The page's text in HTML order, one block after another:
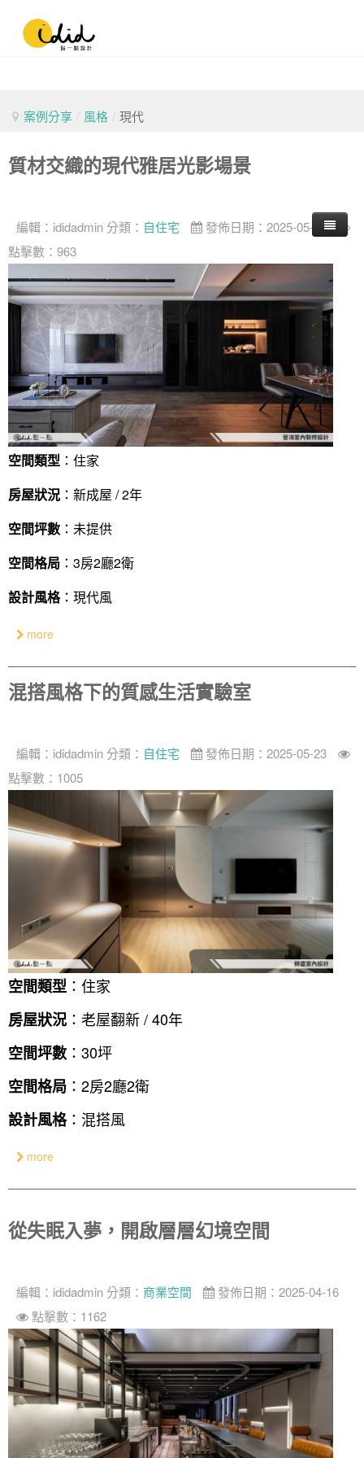
案例分享 / 風格 / 現代
質材交織的現代雅居光影場景
編輯： ididadmin 分類： 自住宅
發佈日期：2025-05-23
點擊數：963
空間類型 ：住家
房屋狀況 ：新成屋 / 2年
空間坪數 ：未提供
空間格局 ：3房2廳2衛
設計風格：現代風
more
混搭風格下的質感生活實驗室
編輯： ididadmin 分類： 自住宅
發佈日期：2025-05-23
點擊數：1005
空間類型 ：住家
房屋狀況 ：老屋翻新 / 40年
空間坪數 ：30坪
空間格局 ：2房2廳2衛
設計風格：混搭風
more
從失眠入夢，開啟層層幻境空間
編輯： ididadmin 分類： 商業空間
發佈日期：2025-04-16
點擊數：1162
如何使用點一點
我要裝潢
裝潢計算機
裝潢進階計算機
案例分享
類型
居家
商業空間
其他
面積
小坪數
31~50坪
51坪以上
風格
簡約
休閒
北歐
古典
鄉村
工業
奢華
150萬以內
151萬~250萬
251萬以上
人氣推薦
設計好手
台北市
桃園 新竹 竹北
台中
台南 高雄
360環景體驗
虛擬線上裝潢
房屋仲介方案
室內設計師方案
傢俱建材商方案
一般屋主方案
裝潢輕鬆點
2房2聽 - 基本版
2房2廳 - 精裝版
3房2聽 - 基本版
3房2廳 - 精裝版
設計專欄
系統櫃
居家風水
老屋翻新
主題精選
設計知識+
國外案例
設計私房話
全站搜尋
北部
台北市
新北市
桃園市
新竹市
基隆市
徵設計師